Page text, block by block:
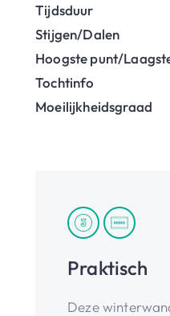
Tijdsduur
Stijgen/Dalen
Hoogste punt/
Tochtinfo
Moeilijkheidsgraad
Praktisch
Deze